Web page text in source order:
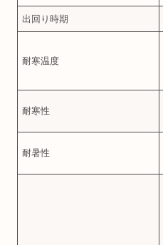
出回り時期
耐寒温度
耐寒性
耐暑性